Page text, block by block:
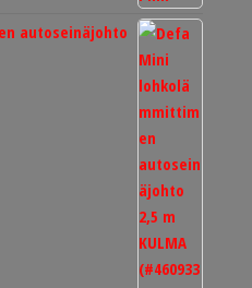
autoseinäjohto